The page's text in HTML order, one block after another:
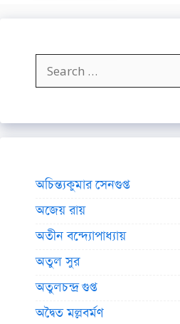
Search
for:
অচিন্ত্যকুমার সেনগুপ্ত
অজেয় রায়
অতীন বন্দ্যোপাধ্যায়
অতুল সুর
অতুলচন্দ্র গুপ্ত
অদ্বৈত মল্লবর্মণ